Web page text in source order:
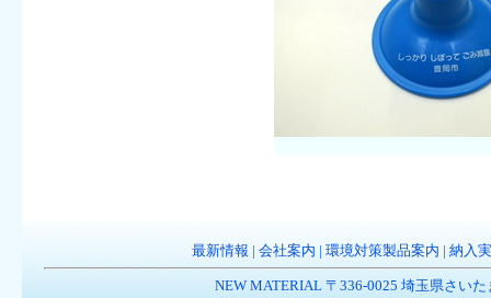
最新情報 会社案内 環境対策製品案内 納入
NEW MATERIAL 〒336-0025 埼玉県さい